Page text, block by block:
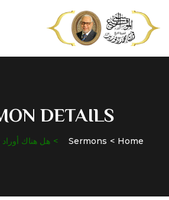
DETAILS
Home
Sermons هل هناك أوراد